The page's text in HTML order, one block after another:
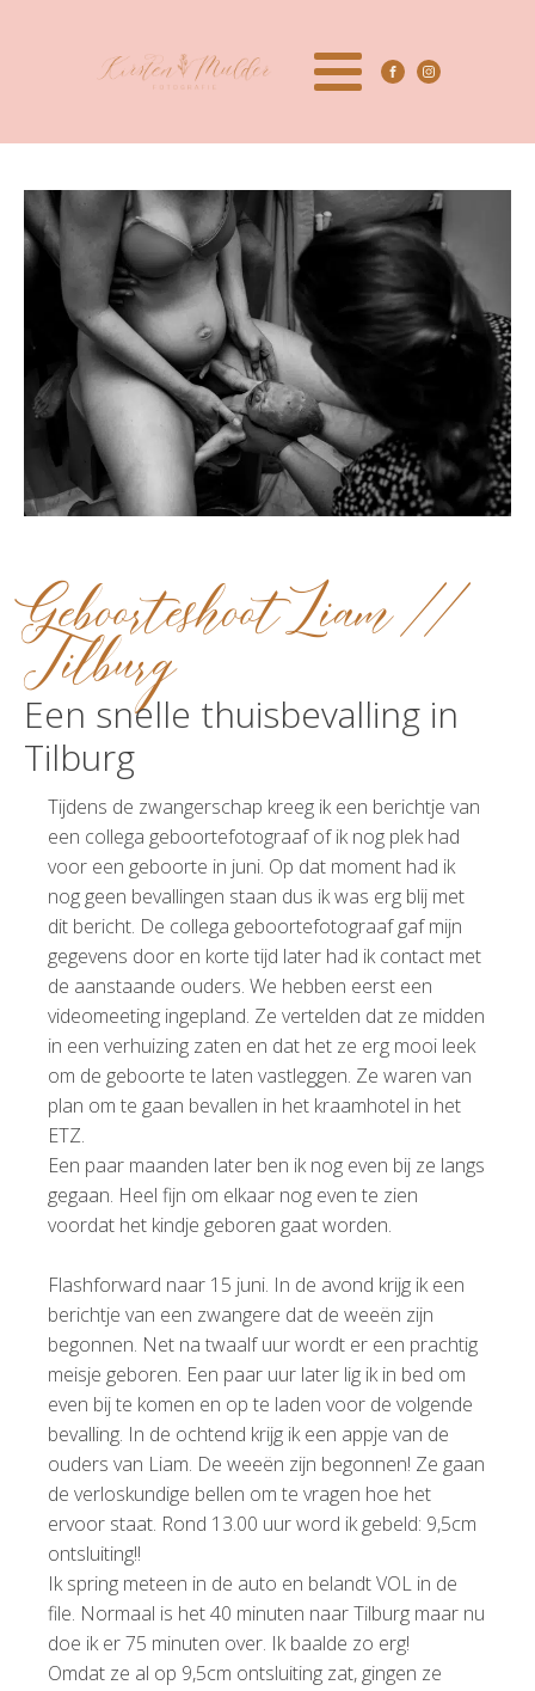
Geboorteshoot Liam //
Tilburg
Een snelle thuisbevalling in
Tilburg
Tijdens de zwangerschap kreeg ik een berichtje van
een collega geboortefotograaf of ik nog plek had
voor een geboorte in juni. Op dat moment had ik
nog geen bevallingen staan dus ik was erg blij met
dit bericht. De collega geboortefotograaf gaf mijn
gegevens door en korte tijd later had ik contact met
de aanstaande ouders. We hebben eerst een
videomeeting ingepland. Ze vertelden dat ze midden
in een verhuizing zaten en dat het ze erg mooi leek
om de geboorte te laten vastleggen. Ze waren van
plan om te gaan bevallen in het kraamhotel in het
ETZ.
Een paar maanden later ben ik nog even bij ze langs
gegaan. Heel fijn om elkaar nog even te zien
voordat het kindje geboren gaat worden.
Flashforward naar 15 juni. In de avond krijg ik een
berichtje van een zwangere dat de weeën zijn
begonnen. Net na twaalf uur wordt er een prachtig
meisje geboren. Een paar uur later lig ik in bed om
even bij te komen en op te laden voor de volgende
bevalling. In de ochtend krijg ik een appje van de
ouders van Liam. De weeën zijn begonnen! Ze gaan
de verloskundige bellen om te vragen hoe het
ervoor staat. Rond 13.00 uur word ik gebeld: 9,5cm
ontsluiting!!
Ik spring meteen in de auto en belandt VOL in de
file. Normaal is het 40 minuten naar Tilburg maar nu
doe ik er 75 minuten over. Ik baalde zo erg!
Omdat ze al op 9,5cm ontsluiting zat, gingen ze